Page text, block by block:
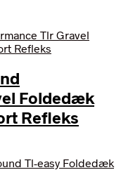
Foldedæk
Refleks